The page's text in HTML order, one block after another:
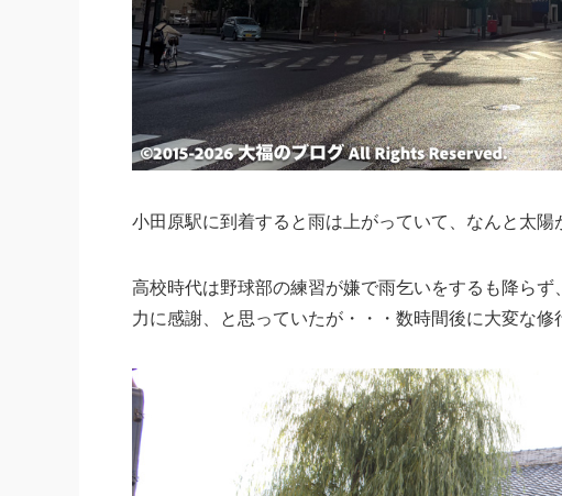
小田原駅に到着すると雨は上がっていて、なんと太陽
高校時代は野球部の練習が嫌で雨乞いをするも降ら
力に感謝、と思っていたが・・・数時間後に大変な修